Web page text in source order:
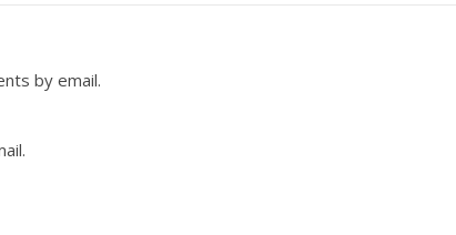
by email.